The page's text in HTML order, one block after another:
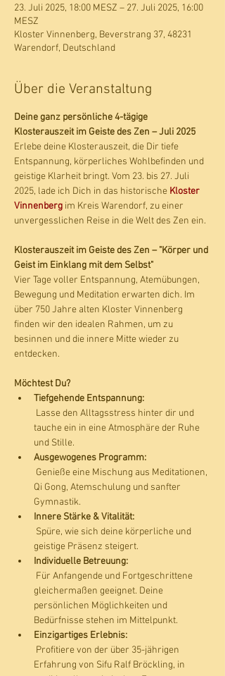
23. Juli 2025, 18:00 MESZ – 27. Juli 2025, 16:00
MESZ
Kloster Vinnenberg, Beverstrang 37, 48231
Warendorf, Deutschland
Über die Veranstaltung
Deine ganz persönliche 4-tägige
Klosterauszeit im Geiste des Zen – Juli 2025
Erlebe deine Klosterauszeit, die Dir tiefe
Entspannung, körperliches Wohlbefinden und
geistige Klarheit bringt. Vom 23. bis 27. Juli
2025, lade ich Dich in das historische Kloster
Vinnenberg im Kreis Warendorf, zu einer
unvergesslichen Reise in die Welt des Zen ein.
Klosterauszeit im Geiste des Zen – "Körper und
Geist im Einklang mit dem Selbst"
Vier Tage voller Entspannung, Atemübungen,
Bewegung und Meditation erwarten dich. Im
über 750 Jahre alten Kloster Vinnenberg
finden wir den idealen Rahmen, um zu
besinnen und die innere Mitte wieder zu
entdecken.
Möchtest Du?
Tiefgehende Entspannung:
tauche ein in eine Atmosphäre der Ruhe
und Stille.
Ausgewogenes Programm:
Qi Gong, Atemschulung und sanfter
Gymnastik.
Innere Stärke & Vitalität:
geistige Präsenz steigert.
Individuelle Betreuung:
gleichermaßen geeignet. Deine
persönlichen Möglichkeiten und
Bedürfnisse stehen im Mittelpunkt.
Einzigartiges Erlebnis:
Erfahrung von Sifu Ralf Bröckling, in